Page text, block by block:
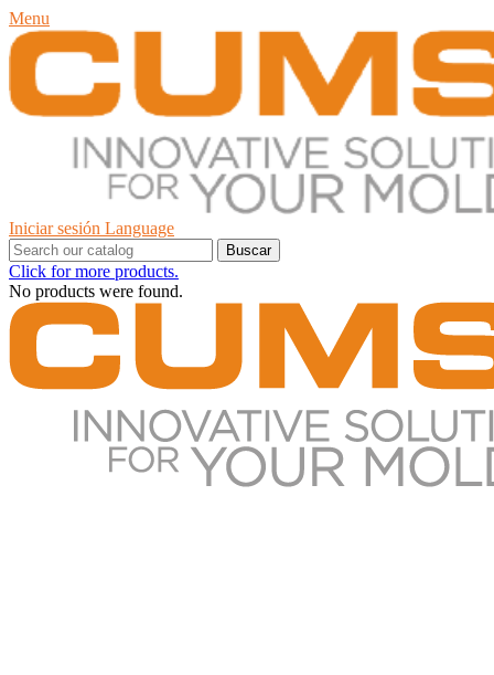
Menu
Iniciar sesión Language
Buscar
Click for more products.
No products were found.